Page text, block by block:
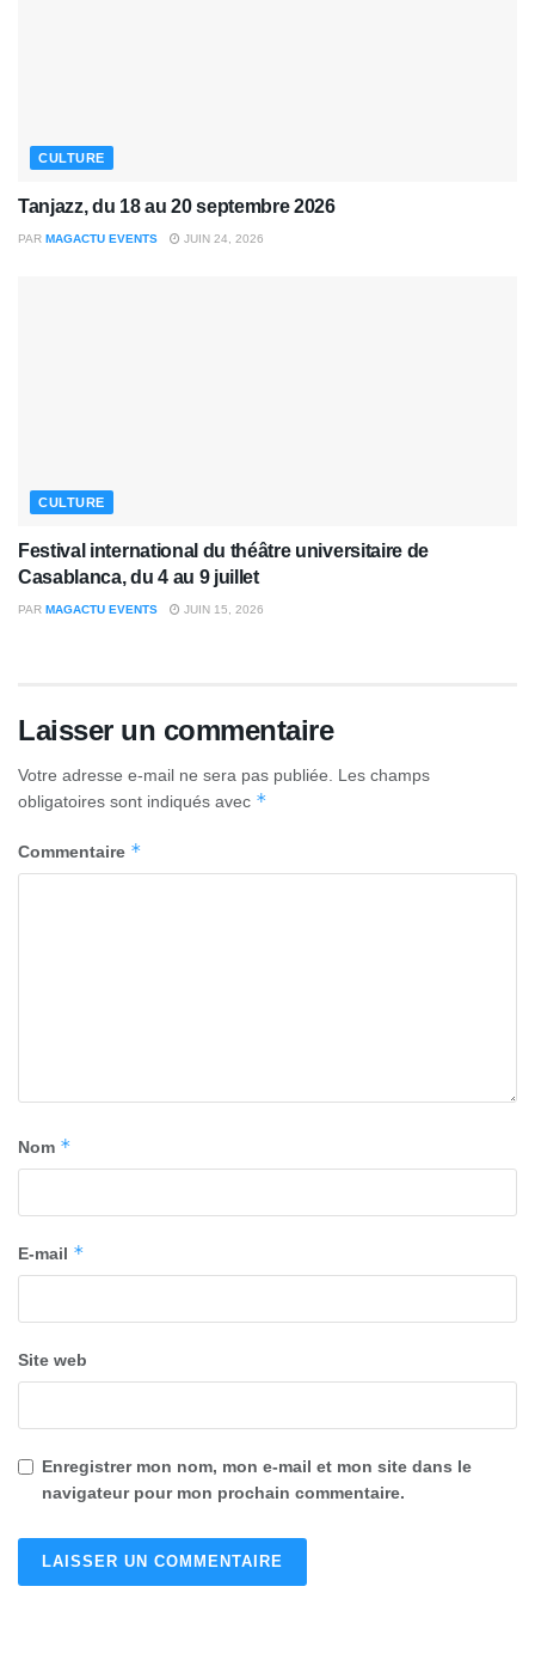
CULTURE
Tanjazz, du 18 au 20 septembre 2026
PAR MAGACTU EVENTS JUIN 24, 2026
CULTURE
Festival international du théâtre universitaire de
Casablanca, du 4 au 9 juillet
PAR MAGACTU EVENTS JUIN 15, 2026
Laisser un commentaire
Votre adresse e-mail ne sera pas publiée.
Les champs
obligatoires sont indiqués avec *
Commentaire *
Nom *
E-mail *
Site web
Enregistrer mon nom, mon e-mail et mon site dans le
navigateur pour mon prochain commentaire.